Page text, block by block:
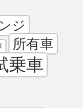
ジ
所有車
乗車